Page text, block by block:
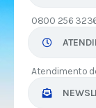
0800 256
Atendimento